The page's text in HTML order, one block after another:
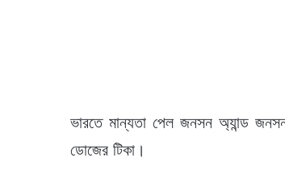
ভারতে মান্যতা পেল জনসন অ্যান্ড
ডোজের টিকা।